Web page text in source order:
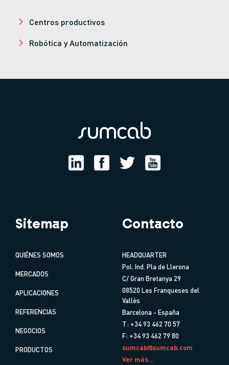
Centros productivos
Robótica y Automatización
Sitemap
QUIÉNES SOMOS
MERCADOS
APLICACIONES
REFERENCIAS
NEGOCIOS
PRODUCTOS
Contacto
HEADQUARTER
Pol. Ind. Pla de Llerona
C/ Gran Bretanya 29
08520 Les Franqueses del
Vallès
Barcelona - España
T: +34 93 462 70 57
F: +34 93 462 79 80
sumcab@sumcab.com
Ver más...